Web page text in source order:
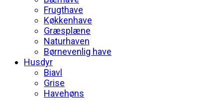
Frugthave
Køkkenhave
Græsplæne
Naturhaven
Børnevenlig have
Husdyr
Biavl
Grise
Havehøns